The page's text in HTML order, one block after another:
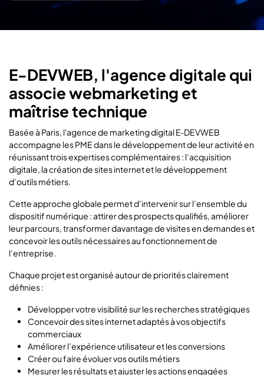
E-DEVWEB, l'agence digitale qui
associe webmarketing et
maîtrise technique
Basée à Paris, l'agence de marketing digital E‑DEVWEB
accompagne les PME dans le développement de leur activité en
réunissant trois expertises complémentaires : l’acquisition
digitale, la création de sites internet et le développement
d’outils métiers.
Cette approche globale permet d’intervenir sur l’ensemble du
dispositif numérique : attirer des prospects qualifiés, améliorer
leur parcours, transformer davantage de visites en demandes et
concevoir les outils nécessaires au fonctionnement de
l’entreprise.
Chaque projet est organisé autour de priorités clairement
définies :
Développer votre visibilité sur les recherches stratégiques
Concevoir des sites internet adaptés à vos objectifs
commerciaux
Améliorer l’expérience utilisateur et les conversions
Créer ou faire évoluer vos outils métiers
Mesurer les résultats et ajuster les actions engagées